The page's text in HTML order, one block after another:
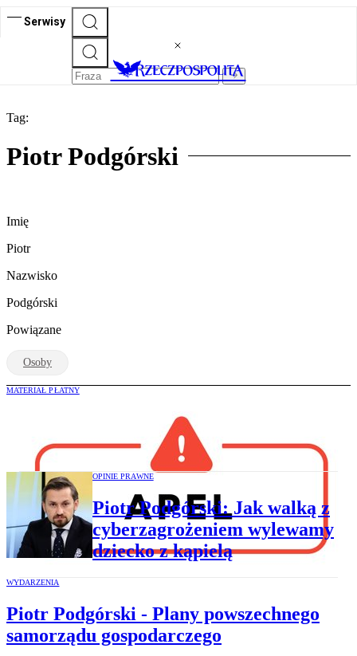
Serwisy
Tag:
Piotr Podgórski
Imię
Piotr
Nazwisko
Podgórski
Powiązane
Osoby
MATERIAŁ PŁATNY
Apel przedsiębiorców
OPINIE PRAWNE
Piotr Podgórski: Jak walką z
cyberzagrożeniem wylewamy
dziecko z kąpielą
WYDARZENIA
Piotr Podgórski - Plany powszechnego
samorządu gospodarczego